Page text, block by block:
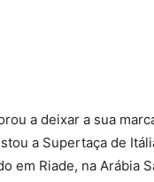
a deixar a sua
a Supertaça de
em Riade, na Arábia